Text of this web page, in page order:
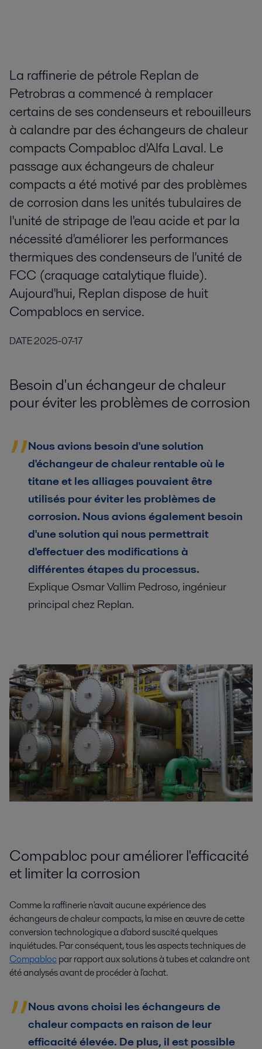
La raffinerie de pétrole Replan de
Petrobras a commencé à remplacer
certains de ses condenseurs et rebouilleurs
à calandre par des échangeurs de chaleur
compacts Compabloc d'Alfa Laval. Le
passage aux échangeurs de chaleur
compacts a été motivé par des problèmes
de corrosion dans les unités tubulaires de
l'unité de stripage de l'eau acide et par la
nécessité d'améliorer les performances
thermiques des condenseurs de l'unité de
FCC (craquage catalytique fluide).
Aujourd'hui, Replan dispose de huit
Compablocs en service.
DATE2025-07-17
Besoin d'un échangeur de chaleur
pour éviter les problèmes de corrosion
Nous avions besoin d'une solution
d'échangeur de chaleur rentable où le
titane et les alliages pouvaient être
utilisés pour éviter les problèmes de
corrosion. Nous avions également besoin
d'une solution qui nous permettrait
d'effectuer des modifications à
différentes étapes du processus.
Explique Osmar Vallim Pedroso, ingénieur
principal chez Replan.
Compabloc pour améliorer l'efficacité
et limiter la corrosion
Comme la raffinerie n'avait aucune expérience des
échangeurs de chaleur compacts, la mise en œuvre de cette
conversion technologique a d'abord suscité quelques
inquiétudes. Par conséquent, tous les aspects techniques de
Compablocpar rapport aux solutions à tubes et calandre ont
été analysés avant de procéder à l'achat.
Nous avons choisi les échangeurs de
chaleur compacts en raison de leur
efficacité élevée. De plus, il est possible